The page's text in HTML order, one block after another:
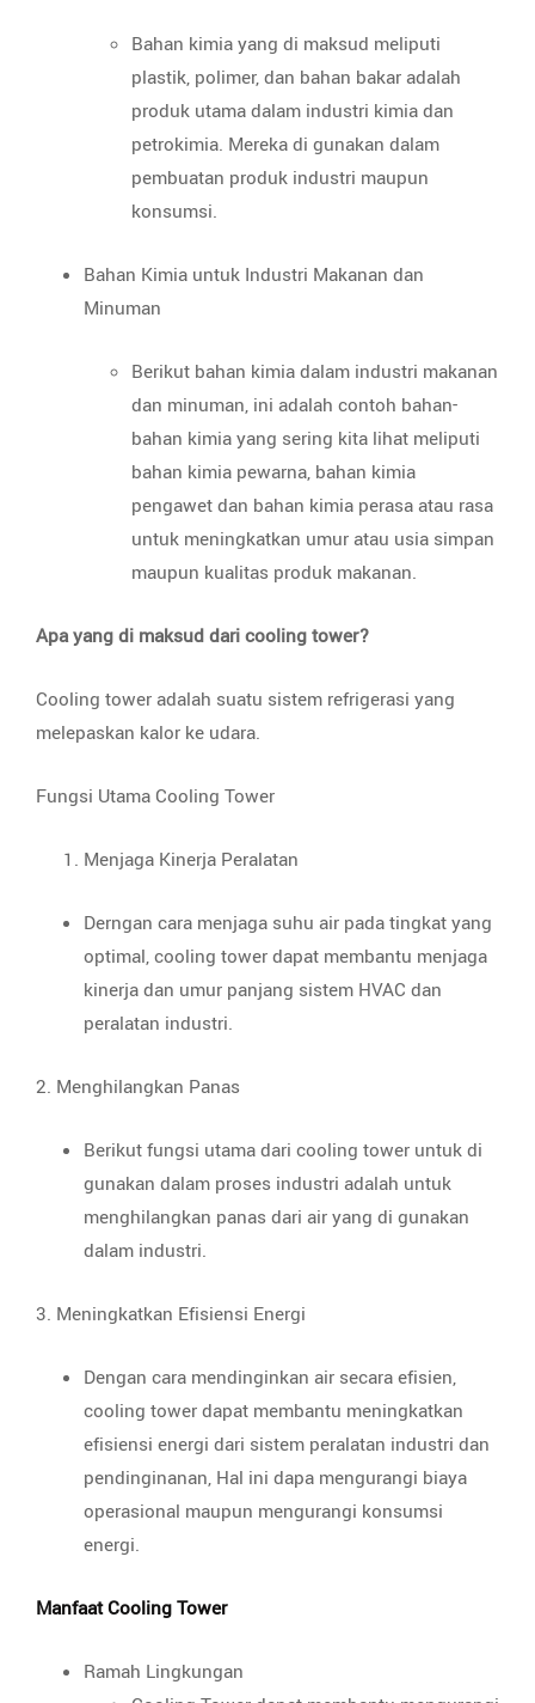
Bahan kimia yang di maksud meliputi
plastik, polimer, dan bahan bakar adalah
produk utama dalam industri kimia dan
petrokimia. Mereka di gunakan dalam
pembuatan produk industri maupun
konsumsi.
Bahan Kimia untuk Industri Makanan dan
Minuman
Berikut bahan kimia dalam industri makanan
dan minuman, ini adalah contoh bahan-
bahan kimia yang sering kita lihat meliputi
bahan kimia pewarna, bahan kimia
pengawet dan bahan kimia perasa atau rasa
untuk meningkatkan umur atau usia simpan
maupun kualitas produk makanan.
Apa yang di maksud dari cooling tower?
Cooling tower adalah suatu sistem refrigerasi yang
melepaskan kalor ke udara.
Fungsi Utama Cooling Tower
Menjaga Kinerja Peralatan
Derngan cara menjaga suhu air pada tingkat yang
optimal, cooling tower dapat membantu menjaga
kinerja dan umur panjang sistem HVAC dan
peralatan industri.
2. Menghilangkan Panas
Berikut fungsi utama dari cooling tower untuk di
gunakan dalam proses industri adalah untuk
menghilangkan panas dari air yang di gunakan
dalam industri.
3. Meningkatkan Efisiensi Energi
Dengan cara mendinginkan air secara efisien,
cooling tower dapat membantu meningkatkan
efisiensi energi dari sistem peralatan industri dan
pendinginanan, Hal ini dapa mengurangi biaya
operasional maupun mengurangi konsumsi
energi.
Manfaat Cooling Tower
Ramah Lingkungan